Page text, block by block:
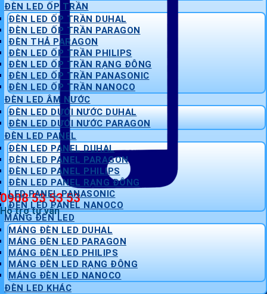
0908 53 53 53
Hỗ trợ tư vấn
ĐÈN LED ỐP TRẦN
ĐÈN LED ỐP TRẦN DUHAL
ĐÈN LED ỐP TRẦN PARAGON
ĐÈN THẢ PARAGON
ĐÈN LED ỐP TRẦN PHILIPS
ĐÈN LED ỐP TRẦN RẠNG ĐÔNG
ĐÈN LED ỐP TRẦN PANASONIC
ĐÈN LED ỐP TRẦN NANOCO
ĐÈN LED ÂM NƯỚC
ĐÈN LED DƯỚI NƯỚC DUHAL
ĐÈN LED DƯỚI NƯỚC PARAGON
ĐÈN LED PANEL
ĐÈN LED PANEL DUHAL
ĐÈN LED PANEL PARAGON
ĐÈN LED PANEL PHILIPS
ĐÈN LED PANEL RẠNG ĐÔNG
LED PANEL PANASONIC
ĐÈN LED PANEL NANOCO
MÁNG ĐÈN LED
MÁNG ĐÈN LED DUHAL
MÁNG ĐÈN LED PARAGON
MÁNG ĐÈN LED PHILIPS
MÁNG ĐÈN LED RẠNG ĐÔNG
MÁNG ĐÈN LED NANOCO
ĐÈN LED KHÁC